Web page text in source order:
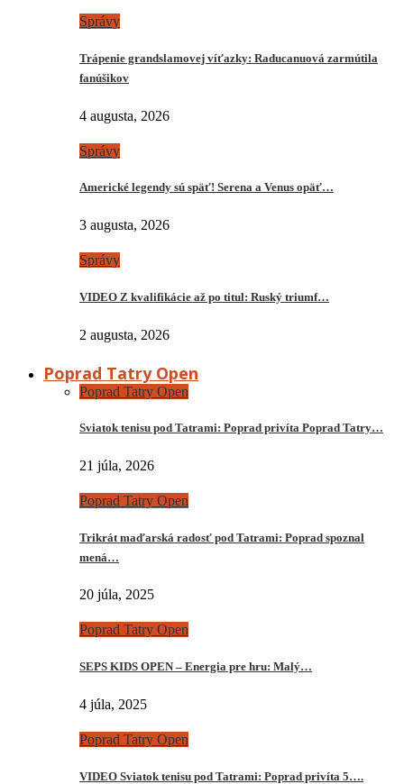
Správy
Trápenie grandslamovej víťazky: Raducanuová zarmútila
fanúšikov
4 augusta, 2026
Správy
Americké legendy sú späť! Serena a Venus opäť…
3 augusta, 2026
Správy
VIDEO Z kvalifikácie až po titul: Ruský triumf…
2 augusta, 2026
Poprad Tatry Open
Poprad Tatry Open
Sviatok tenisu pod Tatrami: Poprad privíta Poprad Tatry…
21 júla, 2026
Poprad Tatry Open
Trikrát maďarská radosť pod Tatrami: Poprad spoznal
mená…
20 júla, 2025
Poprad Tatry Open
SEPS KIDS OPEN – Energia pre hru: Malý…
4 júla, 2025
Poprad Tatry Open
VIDEO Sviatok tenisu pod Tatrami: Poprad privíta 5….